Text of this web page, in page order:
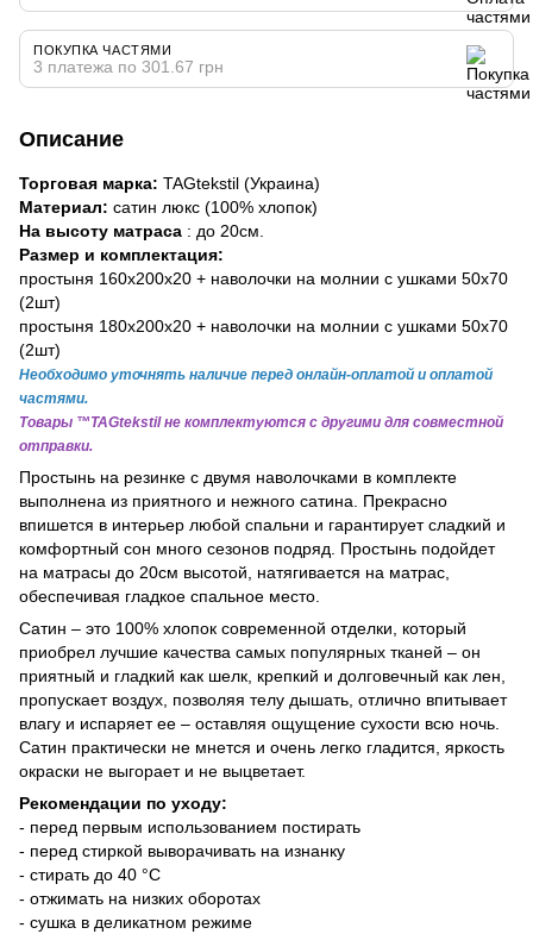
ПОКУПКА ЧАСТЯМИ
3 платежа по 301.67 грн
Описание
Торговая марка: TAGtekstil (Украина)
Материал: сатин люкс (100% хлопок)
На высоту матраса : до 20см.
Размер и комплектация:
простыня 160х200х20 + наволочки на молнии с ушками 50х70
(2шт)
простыня 180х200х20 + наволочки на молнии с ушками 50х70
(2шт)
Необходимо уточнять наличие перед онлайн-оплатой и оплатой
частями.
Товары ™TAGtekstil не комплектуются с другими для совместной
отправки.
Простынь на резинке с двумя наволочками в комплекте
выполнена из приятного и нежного сатина. Прекрасно
впишется в интерьер любой спальни и гарантирует сладкий и
комфортный сон много сезонов подряд. Простынь подойдет
на матрасы до 20см высотой, натягивается на матрас,
обеспечивая гладкое спальное место.
Сатин – это 100% хлопок современной отделки, который
приобрел лучшие качества самых популярных тканей – он
приятный и гладкий как шелк, крепкий и долговечный как лен,
пропускает воздух, позволяя телу дышать, отлично впитывает
влагу и испаряет ее – оставляя ощущение сухости всю ночь.
Сатин практически не мнется и очень легко гладится, яркость
окраски не выгорает и не выцветает.
Рекомендации по уходу:
- перед первым использованием постирать
- перед стиркой выворачивать на изнанку
- стирать до 40 °C
- отжимать на низких оборотах
- сушка в деликатном режиме